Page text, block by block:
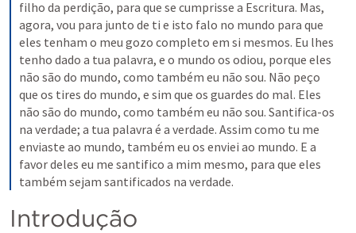
filho da perdição, para que se cumprisse a Escritura. Mas,
agora, vou para junto de ti e isto falo no mundo para que
eles tenham o meu gozo completo em si mesmos. Eu lhes
tenho dado a tua palavra, e o mundo os odiou, porque eles
não são do mundo, como também eu não sou. Não peço
que os tires do mundo, e sim que os guardes do mal. Eles
não são do mundo, como também eu não sou. Santifica-os
na verdade; a tua palavra é a verdade. Assim como tu me
enviaste ao mundo, também eu os enviei ao mundo. E a
favor deles eu me santifico a mim mesmo, para que eles
também sejam santificados na verdade.
Introdução